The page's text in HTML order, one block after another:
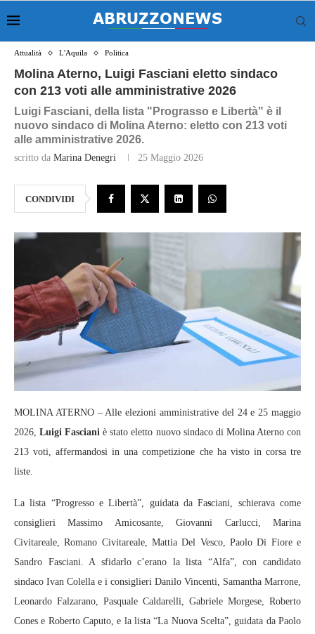
Attualità L'Aquila Politica
Molina Aterno, Luigi Fasciani eletto sindaco
con 213 voti alle amministrative 2026
Luigi Fasciani, della lista "Prograsso e Libertà" è il
nuovo sindaco di Molina Aterno: eletto con 213 voti
alle amministrative 2026.
scritto da Marina Denegri 25 Maggio 2026
CONDIVIDI
MOLINA ATERNO – Alle elezioni amministrative del 24 e 25 maggio
2026,Luigi Fasciani è stato eletto nuovo sindaco di Molina Aterno con
213 voti, affermandosi in una competizione che ha visto in corsa tre
liste.
La lista “Progresso e Libertà”, guidata da Fasciani, schierava come
consiglieri Massimo Amicosante, Giovanni Carlucci, Marina
Civitareale, Romano Civitareale, Mattia Del Vesco, Paolo Di Fiore e
Sandro Fasciani. A sfidarlo c’erano la lista “Alfa”, con candidato
sindaco Ivan Colella e i consiglieri Danilo Vincenti, Samantha Marrone,
Leonardo Falzarano, Pasquale Caldarelli, Gabriele Morgese, Roberto
Cones e Roberto Caputo, e la lista “La Nuova Scelta”, guidata da Paolo